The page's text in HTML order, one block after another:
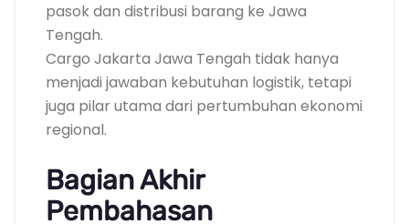
pasok dan distribusi barang ke Jawa
Tengah.
Cargo Jakarta Jawa Tengah tidak hanya
menjadi jawaban kebutuhan logistik, tetapi
juga pilar utama dari pertumbuhan ekonomi
regional.
Bagian Akhir
Pembahasan